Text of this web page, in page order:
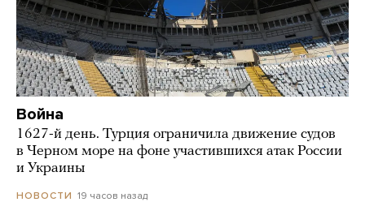
Война
1627-й день. Турция ограничила движение судов
в Черном море на фоне участившихся атак России
и Украины
НОВОСТИ 19 часов назад